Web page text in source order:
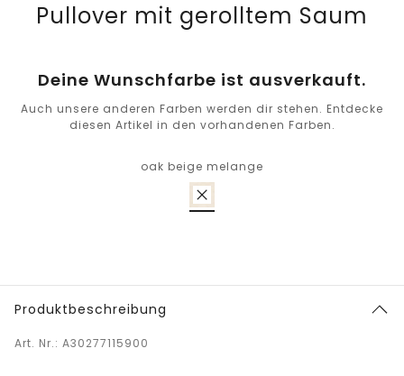
Pullover mit gerolltem Saum
Deine Wunschfarbe ist ausverkauft.
Auch unsere anderen Farben werden dir stehen. Entdecke
diesen Artikel in den vorhandenen Farben.
oak beige melange
Produktbeschreibung
Art. Nr.: A30277115900